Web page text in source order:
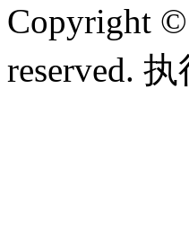
Copyright
reserved. 执